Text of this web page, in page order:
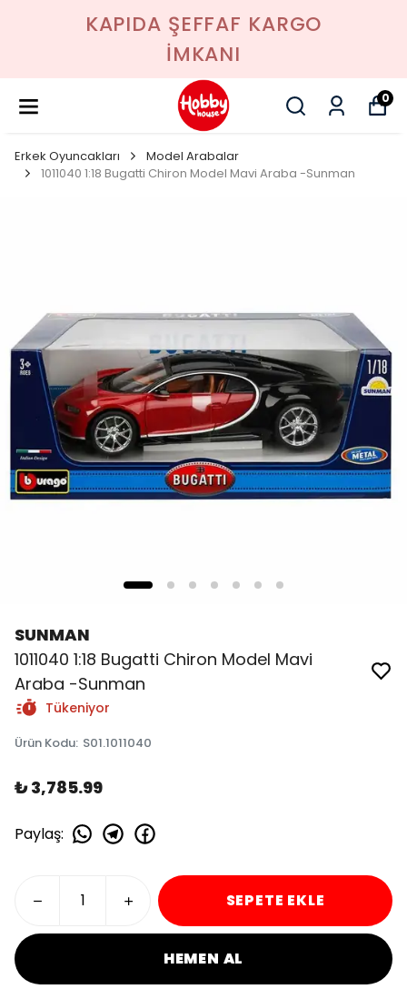
KAPIDA ŞEFFAF KARGO
İMKANI
0
Erkek Oyuncakları
Model Arabalar
1011040 1:18 Bugatti Chiron Model Mavi Araba -Sunman
SUNMAN
1011040 1:18 Bugatti Chiron Model Mavi
Araba -Sunman
Tükeniyor
Ürün Kodu: S01.1011040
₺ 3,785.99
Paylaş:
SEPETE EKLE
HEMEN AL